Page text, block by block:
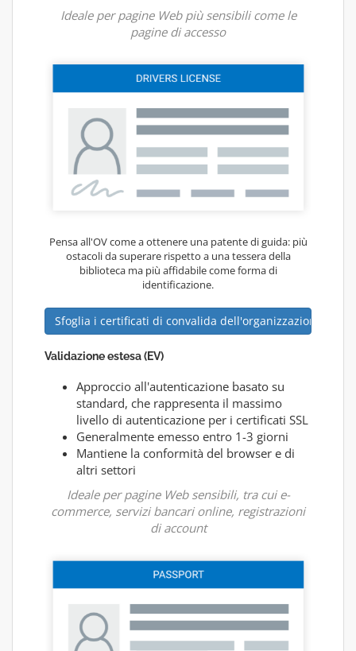
Ideale per pagine Web più sensibili come le
pagine di accesso
Pensa all'OV come a ottenere una patente di guida: più
ostacoli da superare rispetto a una tessera della
biblioteca ma più affidabile come forma di
identificazione.
Sfoglia i certificati di convalida dell'organizzazione
Validazione estesa (EV)
Approccio all'autenticazione basato su
standard, che rappresenta il massimo
livello di autenticazione per i certificati SSL
Generalmente emesso entro 1-3 giorni
Mantiene la conformità del browser e di
altri settori
Ideale per pagine Web sensibili, tra cui e-
commerce, servizi bancari online, registrazioni
di account